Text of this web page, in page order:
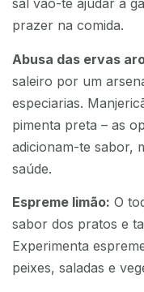
sal vão-te ajudar a
prazer na comida.
Abusa das ervas
saleiro por um
especiarias.
pimenta preta – as
adicionam-te sabor,
saúde.
Espreme limão: O
sabor dos pratos e
Experimenta
peixes, saladas e